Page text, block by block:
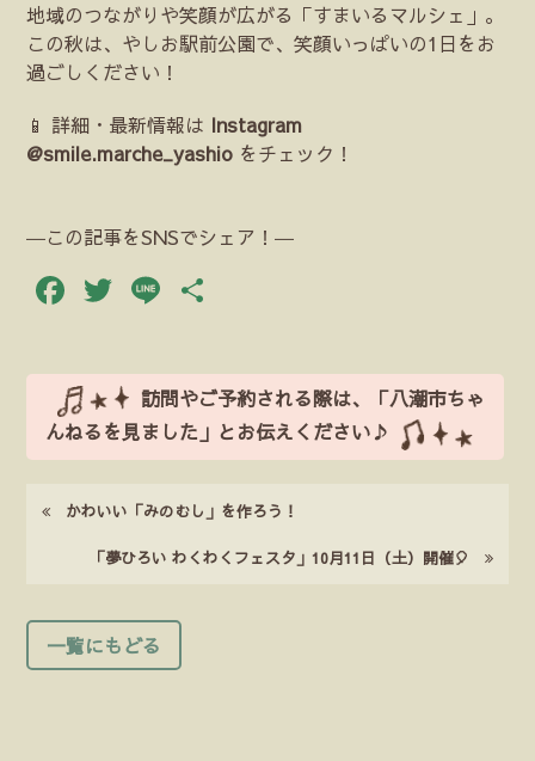
地域のつながりや笑顔が広がる「すまいるマルシェ」。
この秋は、やしお駅前公園で、笑顔いっぱいの1日をお
過ごしください！
📱 詳細・最新情報は Instagram
@smile.marche_yashio をチェック！
―この記事をSNSでシェア！―
Facebook
Twitter
Line
訪問やご予約される際は、「八潮市ちゃ
んねるを見ました」とお伝えください♪
かわいい「みのむし」を作ろう！
「夢ひろい わくわくフェスタ」10月11日（土）開催🎈
一覧にもどる